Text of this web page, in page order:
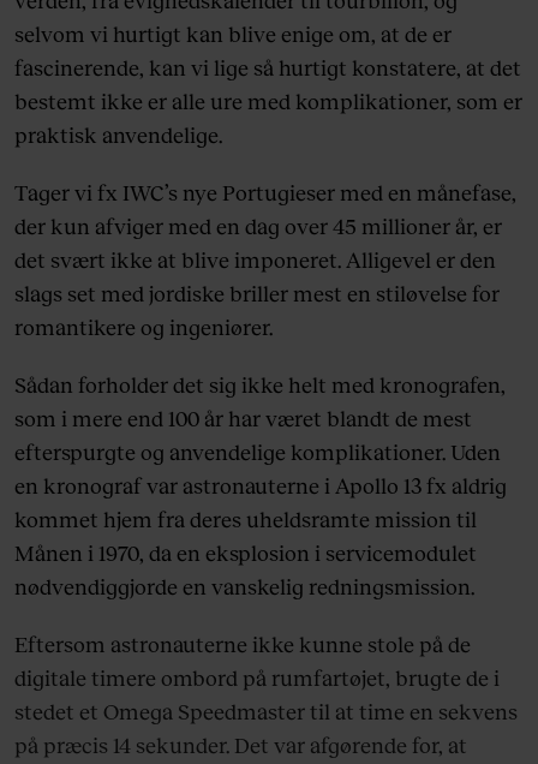
selvom vi hurtigt kan blive enige om, at de er
fascinerende, kan vi lige så hurtigt konstatere, at det
bestemt ikke er alle ure med komplikationer, som er
praktisk anvendelige.
Tager vi fx IWC’s nye Portugieser med en månefase,
der kun afviger med en dag over 45 millioner år, er
det svært ikke at blive imponeret. Alligevel er den
slags set med jordiske briller mest en stiløvelse for
romantikere og ingeniører.
Sådan forholder det sig ikke helt med kronografen,
som i mere end 100 år har været blandt de mest
efterspurgte og anvendelige komplikationer. Uden
en kronograf var astronauterne i Apollo 13 fx aldrig
kommet hjem fra deres uheldsramte mission til
Månen i 1970, da en eksplosion i servicemodulet
nødvendiggjorde en vanskelig redningsmission.
Eftersom astronauterne ikke kunne stole på de
digitale timere ombord på rumfartøjet, brugte de i
stedet et Omega Speedmaster til at time en sekvens
på præcis 14 sekunder. Det var afgørende for, at